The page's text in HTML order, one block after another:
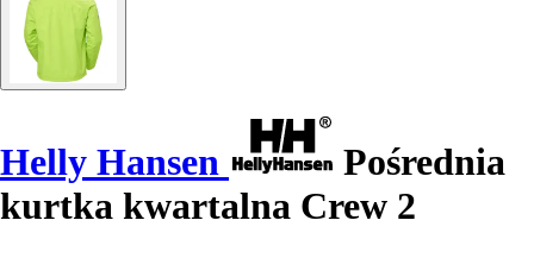
Helly Hansen
Pośrednia
kurtka kwartalna Crew 2